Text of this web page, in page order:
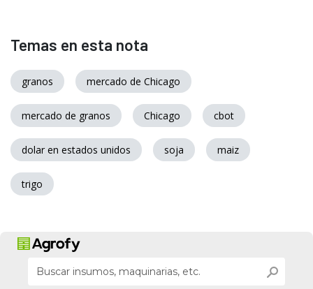
Temas en esta nota
granos mercado de Chicago
mercado de granos Chicago cbot
dolar en estados unidos soja maiz
trigo